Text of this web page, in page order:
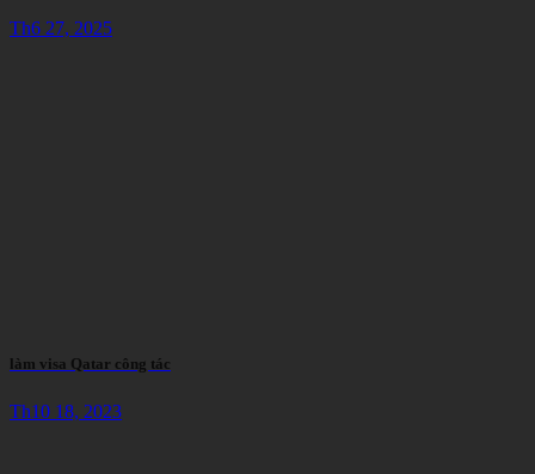
Th6 27, 2025
làm visa Qatar công tác
Th10 18, 2023